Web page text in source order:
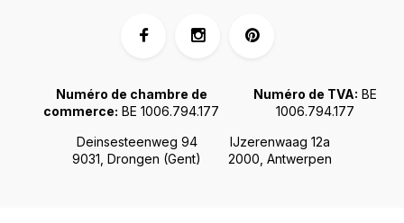
Deinsesteenweg 94
9031, Drongen (Gent)
IJzerenwaag 12a
2000, Antwerpen
Numéro de chambre de
commerce: BE 1006.794.177
Numéro de TVA: BE
1006.794.177